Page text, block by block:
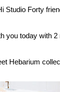
Studio Forty
you today with
Hebarium